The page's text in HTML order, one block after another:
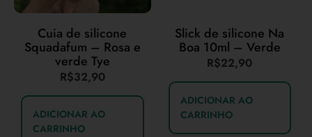
Cuia de silicone
Squadafum – Rosa e
verde Tye
R$32,90
ADICIONAR AO
CARRINHO
Slick de silicone Na
Boa 10ml – Verde
R$22,90
ADICIONAR AO
CARRINHO